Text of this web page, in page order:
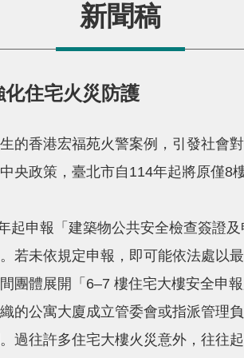
新聞稿
住宅火災防護
香港宏福苑火警案例，引發社會
央政策，臺北市自114年起將原僅8
申報「建築物公共安全檢查簽證及
若未依規定申報，即可能依法處以
體展開「6–7 樓住宅大樓安全申
的公寓大廈成立管委會或指派管理
往許多住宅大樓火災意外，往往